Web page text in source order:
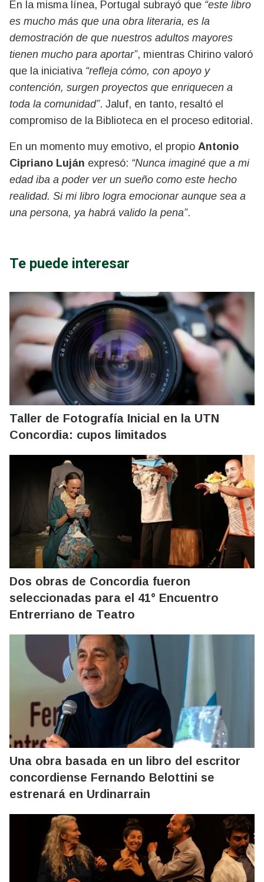
En la misma línea, Portugal subrayó que “este libro
es mucho más que una obra literaria, es la
demostración de que nuestros adultos mayores
tienen mucho para aportar”, mientras Chirino valoró
que la iniciativa “refleja cómo, con apoyo y
contención, surgen proyectos que enriquecen a
toda la comunidad”. Jaluf, en tanto, resaltó el
compromiso de la Biblioteca en el proceso editorial.
En un momento muy emotivo, el propio Antonio
Cipriano Luján expresó: “Nunca imaginé que a mi
edad iba a poder ver un sueño como este hecho
realidad. Si mi libro logra emocionar aunque sea a
una persona, ya habrá valido la pena”.
Te puede interesar
Taller de Fotografía Inicial en la UTN
Concordia: cupos limitados
Dos obras de Concordia fueron
seleccionadas para el 41° Encuentro
Entrerriano de Teatro
Una obra basada en un libro del escritor
concordiense Fernando Belottini se
estrenará en Urdinarrain